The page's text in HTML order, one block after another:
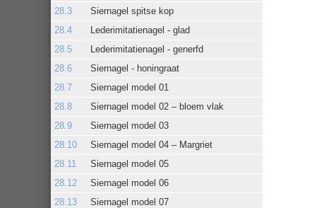
Siernagel spitse kop
Lederimitatienagel - glad
Lederimitatienagel - generfd
Siernagel - honingraat
Siernagel model 01
Siernagel model 02 – bloem vlak
Siernagel model 03
Siernagel model 04 – Margriet
Siernagel model 05
Siernagel model 06
Siernagel model 07